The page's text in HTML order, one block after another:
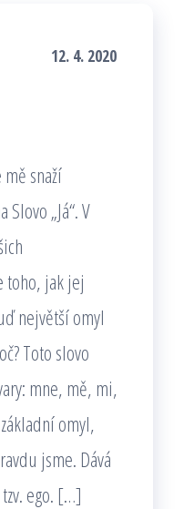
12. 4. 2020
mě snaží
„Já“. V
toho, jak jej
největší omyl
Toto slovo
mne, mě, mi,
omyl,
jsme. Dává
ego. […]